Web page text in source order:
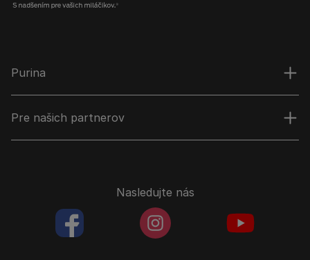
Purina
Pre našich partnerov
Nasledujte nás
facebookColoredinstagramColored